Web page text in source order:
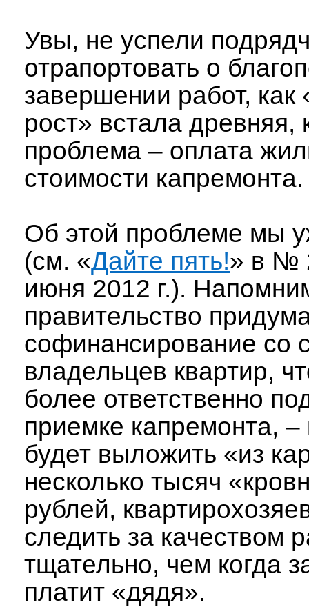
Увы, не успели
отрапортовать о
завершении работ, как
рост» встала древняя,
проблема – оплата
стоимости капремонта.
Об этой проблеме мы
(см. «Дайте пять!» в №
июня 2012 г.).
правительство
софинансирование со
владельцев квартир,
более ответственно
приемке капремонта, –
будет выложить «из
несколько тысяч
рублей,
следить за качеством
тщательно, чем когда
платит «дядя».